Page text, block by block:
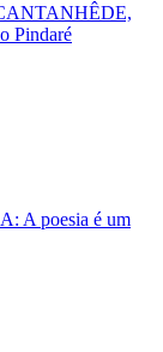
Pindaré
A poesia é um